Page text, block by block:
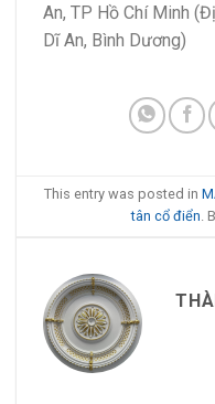
An, TP Hồ Chí Minh
Dĩ An, Bình Dương)
This entry was posted in
tân cổ điển .